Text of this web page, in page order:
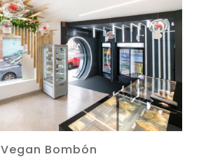
Vegan Bombón